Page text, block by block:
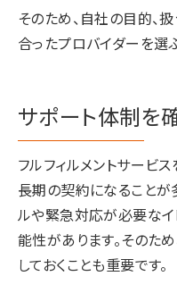
そのため、自社の目的、
合ったプロバイダーを選
サポート体制を
フルフィルメントサービ
長期の契約になることが
ルや緊急対応が必要な
能性があります。そのた
しておくことも重要です。